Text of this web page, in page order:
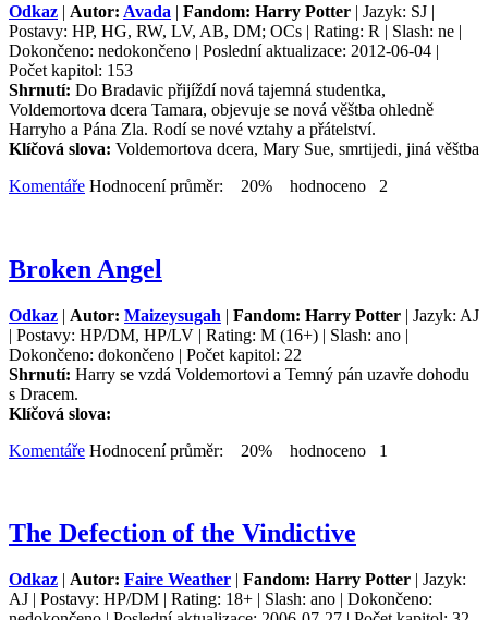
Odkaz | Autor: Avada | Fandom: Harry Potter | Jazyk: SJ |
Postavy: HP, HG, RW, LV, AB, DM; OCs | Rating: R | Slash: ne |
Dokončeno: nedokončeno | Poslední aktualizace: 2012-06-04 |
Počet kapitol: 153
Shrnutí: Do Bradavic přijíždí nová tajemná studentka,
Voldemortova dcera Tamara, objevuje se nová věštba ohledně
Harryho a Pána Zla. Rodí se nové vztahy a přátelství.
Klíčová slova: Voldemortova dcera, Mary Sue, smrtijedi, jiná věštba
Komentáře Hodnocení průměr: 20% hodnoceno 2
Broken Angel
Odkaz | Autor: Maizeysugah | Fandom: Harry Potter | Jazyk: AJ
| Postavy: HP/DM, HP/LV | Rating: M (16+) | Slash: ano |
Dokončeno: dokončeno | Počet kapitol: 22
Shrnutí: Harry se vzdá Voldemortovi a Temný pán uzavře dohodu
s Dracem.
Klíčová slova:
Komentáře Hodnocení průměr: 20% hodnoceno 1
The Defection of the Vindictive
Odkaz | Autor: Faire Weather | Fandom: Harry Potter | Jazyk:
AJ | Postavy: HP/DM | Rating: 18+ | Slash: ano | Dokončeno: